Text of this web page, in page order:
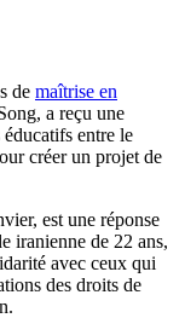
de maîtrise en
a reçu une
entre le
créer un projet de
est une réponse
iranienne de 22 ans,
avec ceux qui
des droits de